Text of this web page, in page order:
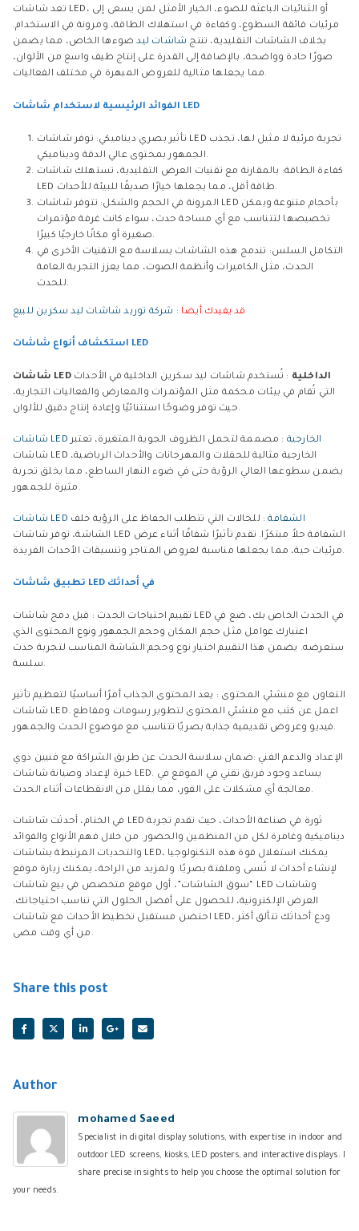
تعد شاشات LED، أو الثنائيات الباعثة للضوء، الخيار الأمثل لمن يسعى إلى
مرئيات فائقة السطوع، وكفاءة في استهلاك الطاقة، ومرونة في الاستخدام.
بخلاف الشاشات التقليدية، تنتج شاشات ليدضوءها الخاص، مما يضمن
صورًا حادة وواضحة، بالإضافة إلى القدرة على إنتاج طيف واسع من الألوان،
مما يجعلها مثالية للعروض المبهرة في مختلف الفعاليات.
الفوائد الرئيسية لاستخدام شاشات LED
تأثير بصري ديناميكي: توفر شاشات LED تجربة مرئية لا مثيل لها، تجذب
الجمهور بمحتوى عالي الدقة وديناميكي.
كفاءة الطاقة: بالمقارنة مع تقنيات العرض التقليدية، تستهلك شاشات
LED طاقة أقل، مما يجعلها خيارًا صديقًا للبيئة للأحداث.
المرونة في الحجم والشكل: تتوفر شاشات LED بأحجام متنوعة ويمكن
تخصيصها لتتناسب مع أي مساحة حدث، سواء كانت غرفة مؤتمرات
صغيرة أو مكانًا خارجيًا كبيرًا.
التكامل السلس: تندمج هذه الشاشات بسلاسة مع التقنيات الأخرى في
الحدث، مثل الكاميرات وأنظمة الصوت، مما يعزز التجربة العامة
للحدث.
قد يفيدك أيضا : شركة توريد شاشات ليد سكرين للبيع
استكشاف أنواع شاشات LED
شاشات LED الداخلية : تُستخدم شاشات ليد سكرين الداخلية في الأحداث
التي تُقام في بيئات محكمة مثل المؤتمرات والمعارض والفعاليات التجارية،
حيث توفر وضوحًا استثنائيًا وإعادة إنتاج دقيق للألوان.
شاشات LED الخارجية : مصممة لتحمل الظروف الجوية المتغيرة، تعتبر
شاشات LED الخارجية مثالية للحفلات والمهرجانات والأحداث الرياضية،
يضمن سطوعها العالي الرؤية حتى في ضوء النهار الساطع، مما يخلق تجربة
مثيرة للجمهور.
شاشات LED الشفافة: للحالات التي تتطلب الحفاظ على الرؤية خلف
الشاشة، توفر شاشات LED الشفافة حلاً مبتكرًا. تقدم تأثيرًا شفافًا أثناء عرض
مرئيات حية، مما يجعلها مناسبة لعروض المتاجر وتنسيقات الأحداث الفريدة.
تطبيق شاشات LED في أحداثك
تقييم احتياجات الحدث : قبل دمج شاشات LED في الحدث الخاص بك، ضع في
اعتبارك عوامل مثل حجم المكان وحجم الجمهور ونوع المحتوى الذي
ستعرضه. يضمن هذا التقييم اختيار نوع وحجم الشاشة المناسب لتجربة حدث
سلسة.
التعاون مع منشئي المحتوى : يعد المحتوى الجذاب أمرًا أساسيًا لتعظيم تأثير
شاشات LED. اعمل عن كثب مع منشئي المحتوى لتطوير رسومات ومقاطع
فيديو وعروض تقديمية جذابة بصريًا تتناسب مع موضوع الحدث والجمهور.
الإعداد والدعم الفني :ضمان سلاسة الحدث عن طريق الشراكة مع فنيين ذوي
خبرة لإعداد وصيانة شاشات LED. يساعد وجود فريق تقني في الموقع في
معالجة أي مشكلات على الفور، مما يقلل من الانقطاعات أثناء الحدث.
في الختام، أحدثت شاشات LED ثورة في صناعة الأحداث، حيث تقدم تجربة
ديناميكية وغامرة لكل من المنظمين والحضور. من خلال فهم الأنواع والفوائد
والتحديات المرتبطة بشاشات LED، يمكنك استغلال قوة هذه التكنولوجيا
لإنشاء أحداث لا تُنسى وملفتة بصريًا. ولمزيد من الراحة، يمكنك زيارة موقع
“سوق الشاشات”، أول موقع متخصص في بيع شاشات LED وشاشات
العرض الإلكترونية، للحصول على أفضل الحلول التي تناسب احتياجاتك.
احتضن مستقبل تخطيط الأحداث مع شاشات LED، ودع أحداثك تتألق أكثر
من أي وقت مضى.
Share this post
Author
mohamed Saeed
Specialist in digital display solutions, with expertise in indoor and
outdoor LED screens, kiosks, LED posters, and interactive displays. I
share precise insights to help you choose the optimal solution for
your needs.